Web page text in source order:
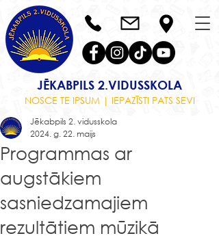
JĒKABPILS 2.VIDUSSKOLA
NOSCE TE IPSUM | IEPAZĪSTI PATS SEVI
Programmas ar
augstākiem
sasniedzamajiem
rezultātiem mūzikā
Jēkabpils 2. vidusskola
2024. g. 22. maijs